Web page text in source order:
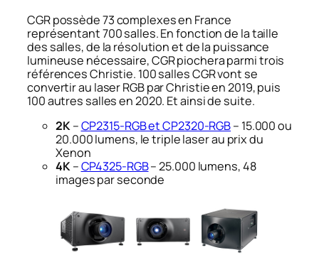
CGR possède 73 complexes en France
représentant 700 salles. En fonction de la taille
des salles, de la résolution et de la puissance
lumineuse nécessaire, CGR piochera parmi trois
références Christie. 100 salles CGR vont se
convertir au laser RGB par Christie en 2019, puis
100 autres salles en 2020. Et ainsi de suite.
2K–CP2315-RGB et CP2320-RGB– 15.000 ou
20.000 lumens, le triple laser au prix du
Xenon
4K–CP4325-RGB– 25.000 lumens, 48
images par seconde